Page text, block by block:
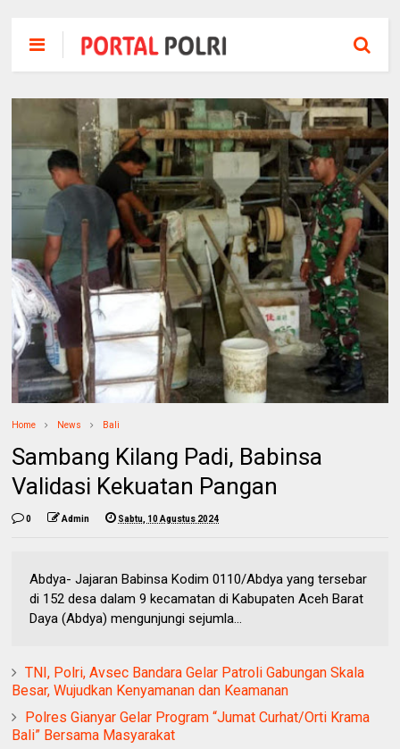
Home News Bali
Sambang Kilang Padi, Babinsa
Validasi Kekuatan Pangan
0 Admin Sabtu, 10 Agustus 2024
Abdya- Jajaran Babinsa Kodim 0110/Abdya yang tersebar
di 152 desa dalam 9 kecamatan di Kabupaten Aceh Barat
Daya (Abdya) mengunjungi sejumla...
TNI, Polri, Avsec Bandara Gelar Patroli Gabungan Skala
Besar, Wujudkan Kenyamanan dan Keamanan
Polres Gianyar Gelar Program “Jumat Curhat/Orti Krama
Bali” Bersama Masyarakat